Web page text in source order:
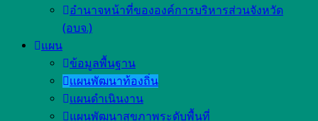
อำนาจหน้าที่ขององค์การบริหารส่วนจังหวัด
(อบจ.)
แผน
ข้อมูลพื้นฐาน
เเผนพัฒนาท้องถิ่น
เเผนดำเนินงาน
แผนพัฒนาสุขภาพระดับพื้นที่